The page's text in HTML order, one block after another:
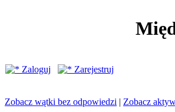
Zaloguj
Zarejestruj
Zobacz wątki bez odpowiedzi | Zobacz